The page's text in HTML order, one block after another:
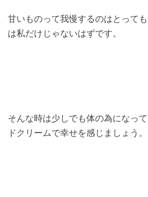
甘いものって我慢するのはとって
は私だけじゃないはずです。
そんな時は少しでも体の為になっ
ドクリームで幸せを感じましょう。